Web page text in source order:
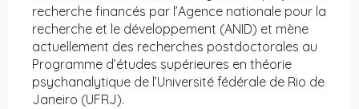
recherche financés par l’Agence nationale pour la
recherche et le développement (ANID) et mène
actuellement des recherches postdoctorales au
Programme d’études supérieures en théorie
psychanalytique de l’Université fédérale de Rio de
Janeiro (UFRJ).